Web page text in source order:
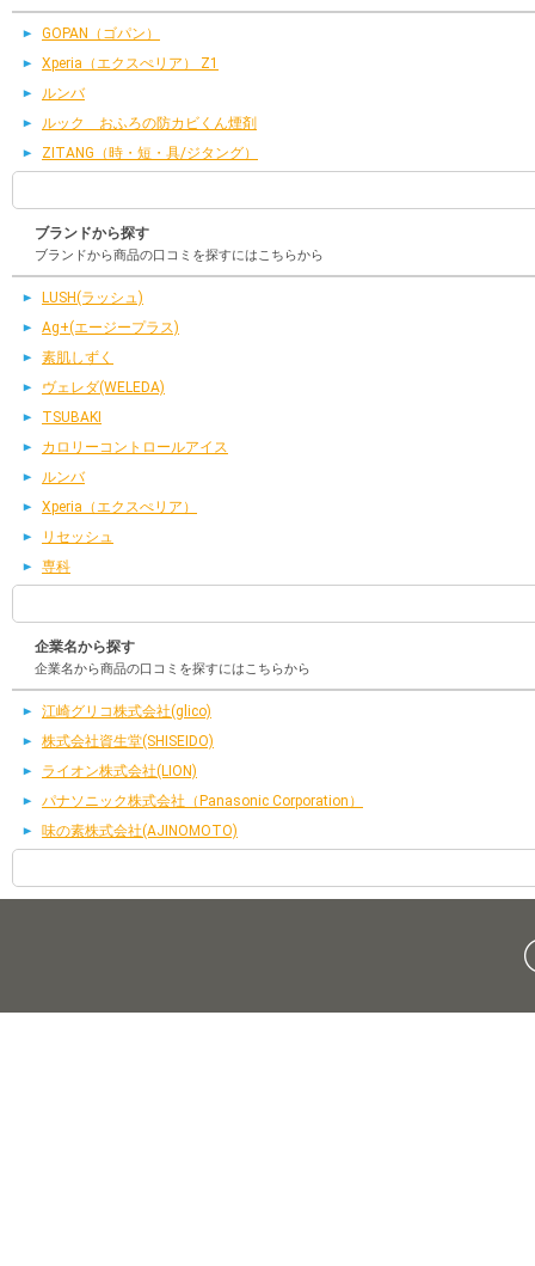
GOPAN（ゴパン）
Xperia（エクスぺリア） Z1
ルンバ
ルック おふろの防カビくん煙剤
ZITANG（時・短・具/ジタング）
ブランドから探す
ブランドから商品の口コミを探すにはこちらから
LUSH(ラッシュ)
Ag+(エージープラス)
素肌しずく
ヴェレダ(WELEDA)
TSUBAKI
カロリーコントロールアイス
ルンバ
Xperia（エクスぺリア）
リセッシュ
専科
企業名から探す
企業名から商品の口コミを探すにはこちらから
江崎グリコ株式会社(glico)
株式会社資生堂(SHISEIDO)
ライオン株式会社(LION)
パナソニック株式会社（Panasonic Corporation）
味の素株式会社(AJINOMOTO)